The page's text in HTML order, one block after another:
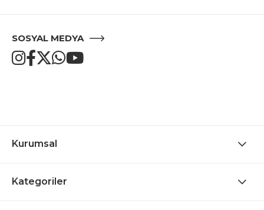
SOSYAL MEDYA
Kurumsal
Kategoriler